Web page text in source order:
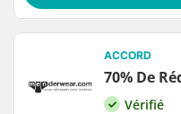
ACCORD
70% De
Vérifié